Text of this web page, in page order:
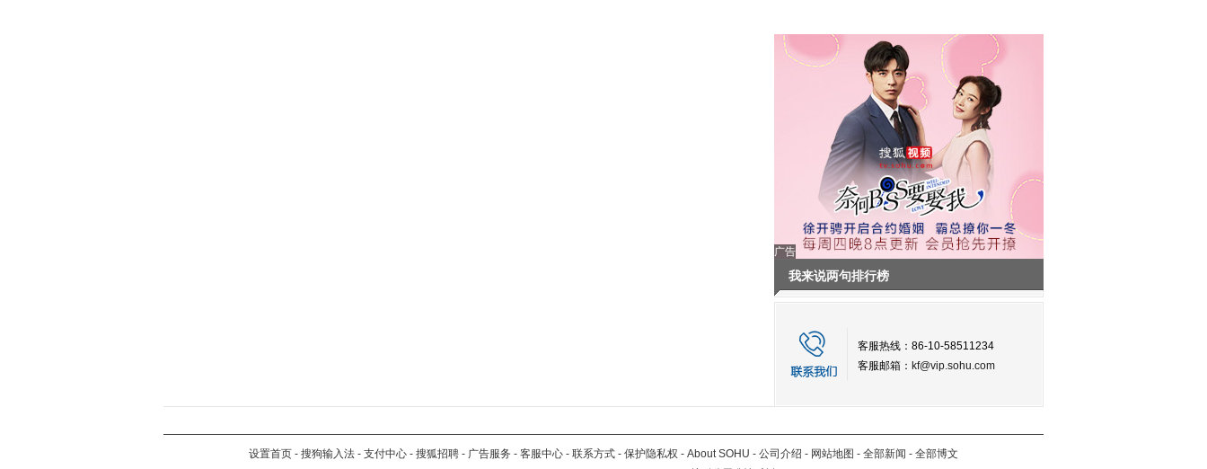
广告
我来说两句排行榜
客服热线：86-10-58511234
客服邮箱： kf@vip.sohu.com
设置首页 - 搜狗输入法 - 支付中心 - 搜狐招聘 - 广告服务 - 客服中心 - 联系方式 - 保护隐私权 - About SOHU - 公司介绍 - 网站地图 - 全部新闻 - 全部博文